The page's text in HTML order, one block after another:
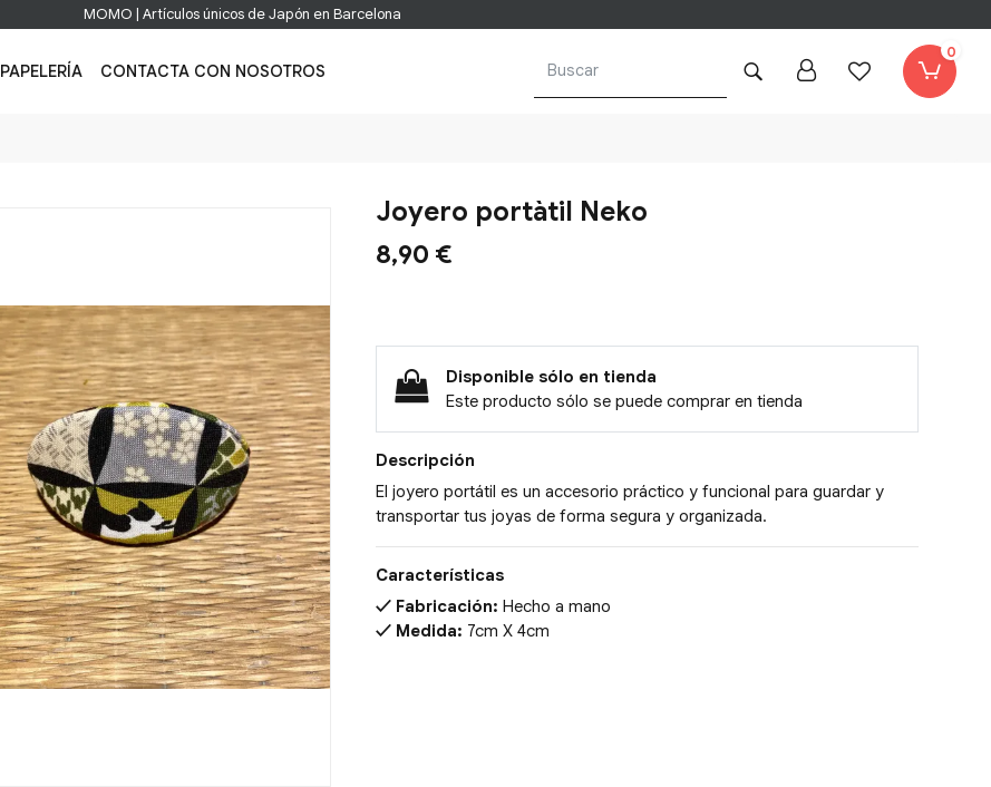
MOMO | Artículos únicos de Japón en Barcelona
PAPELERÍA CONTACTA CON NOSOTROS
0
Joyero portàtil Neko
8,90 €
Disponible sólo en tienda
Este producto sólo se puede comprar en tienda
Descripción
El joyero portátil es un accesorio práctico y funcional para guardar y
transportar tus joyas de forma segura y organizada.
Características
Fabricación: Hecho a mano
Medida: 7cm X 4cm